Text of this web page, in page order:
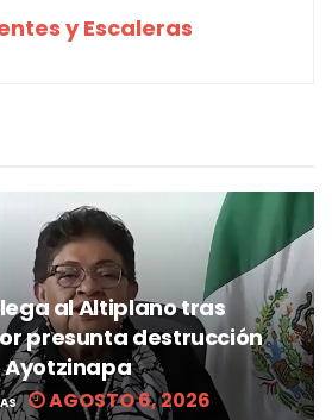
y Escaleras
al Altiplano tras
presunta destrucción
Ayotzinapa
AGOSTO 6, 2026